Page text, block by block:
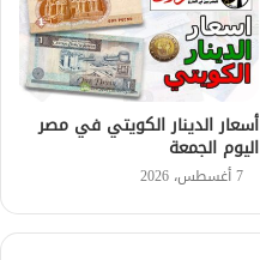
أسعار الدينار الكويتي في مصر
اليوم الجمعة
7 أغسطس، 2026